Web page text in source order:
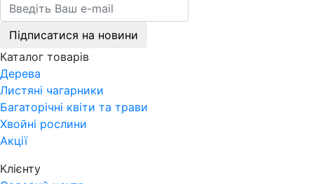
Підписатися на новини
Каталог товарів
Дерева
Листяні чагарники
Багаторічні квіти та трави
Хвойні рослини
Акції
Клієнту